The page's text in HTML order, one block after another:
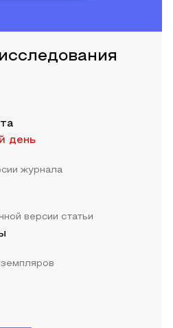
день
журнала
версии статьи